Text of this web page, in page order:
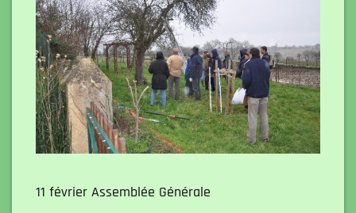
11 février Assemblée Générale